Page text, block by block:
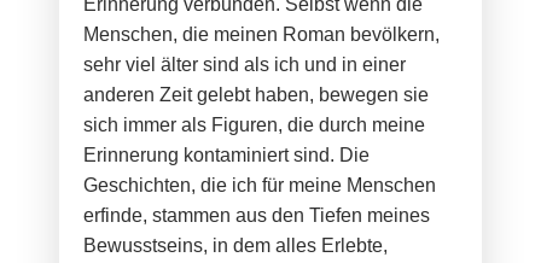
Erinnerung verbunden. Selbst wenn die
Menschen, die meinen Roman bevölkern,
sehr viel älter sind als ich und in einer
anderen Zeit gelebt haben, bewegen sie
sich immer als Figuren, die durch meine
Erinnerung kontaminiert sind. Die
Geschichten, die ich für meine Menschen
erfinde, stammen aus den Tiefen meines
Bewusstseins, in dem alles Erlebte,